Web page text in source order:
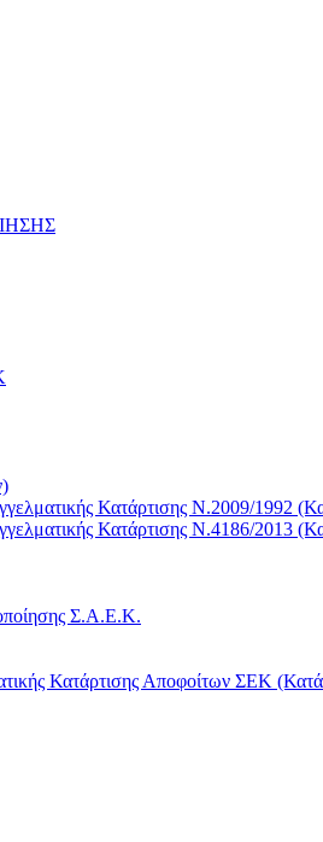
Κατάρτισης Ν.2009/1992
Κατάρτισης Ν.4186/2013
Σ.Α.Ε.Κ.
Κατάρτισης Αποφοίτων ΣΕΚ